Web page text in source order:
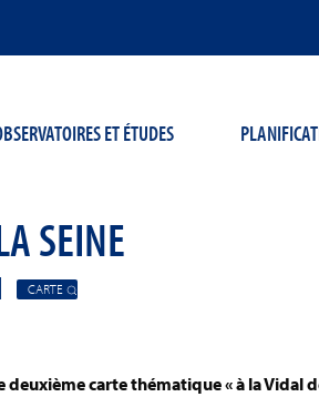
ET ÉTUDES
SEINE
CARTE
deuxième carte thématique « à la Vidal